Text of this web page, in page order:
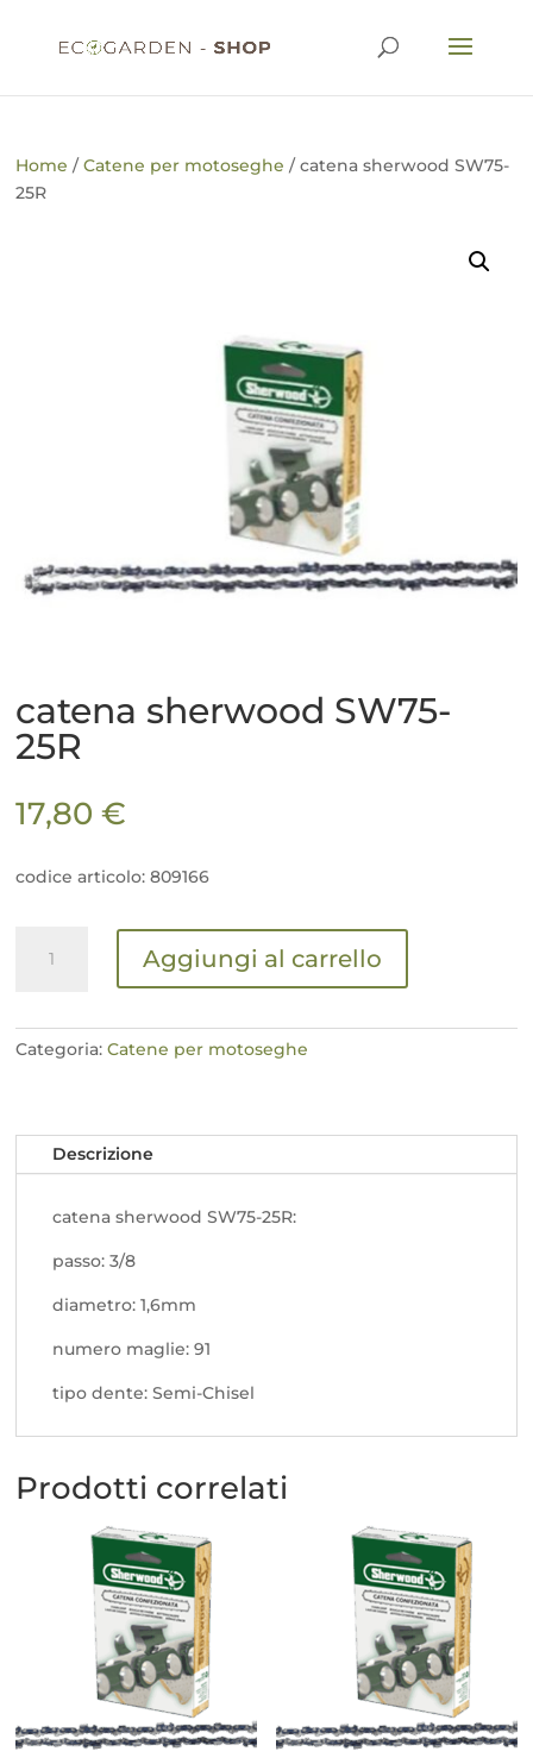
Home /Catene per motoseghe / catena sherwood SW75-
25R
catena sherwood SW75-
25R
17,80€
codice articolo: 809166
sherwood
quantità
Aggiungi al carrello
Categoria:Catene per motoseghe
Descrizione
catena sherwood SW75-25R:
passo: 3/8
diametro: 1,6mm
numero maglie: 91
tipo dente: Semi-Chisel
Prodotti correlati